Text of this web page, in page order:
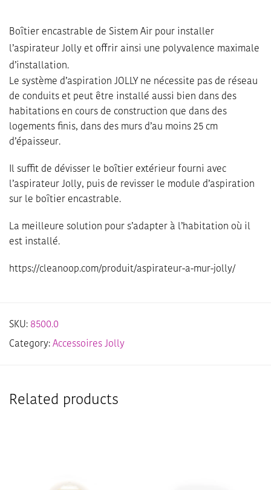
Boîtier encastrable de Sistem Air pour installer
l’aspirateur Jolly et offrir ainsi une polyvalence maximale
d’installation.
Le système d’aspiration JOLLY ne nécessite pas de réseau
de conduits et peut être installé aussi bien dans des
habitations en cours de construction que dans des
logements finis, dans des murs d’au moins 25 cm
d’épaisseur.
Il suffit de dévisser le boîtier extérieur fourni avec
l’aspirateur Jolly, puis de revisser le module d’aspiration
sur le boîtier encastrable.
La meilleure solution pour s’adapter à l’habitation où il
est installé.
https://cleanoop.com/produit/aspirateur-a-mur-jolly/
SKU: 8500.0
Category: Accessoires Jolly
Related products